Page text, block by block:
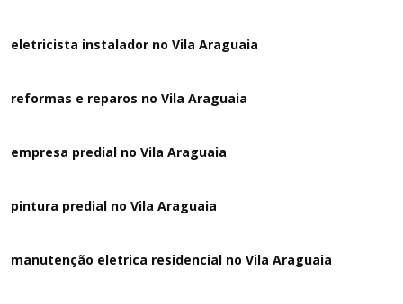
eletricista instalador no Vila Araguaia
reformas e reparos no Vila Araguaia
empresa predial no Vila Araguaia
pintura predial no Vila Araguaia
manutenção eletrica residencial no Vila Araguaia